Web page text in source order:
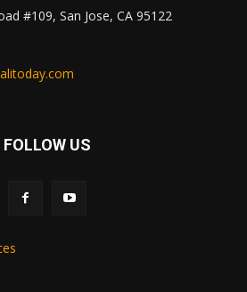
#109, San Jose, CA 95122
FOLLOW US